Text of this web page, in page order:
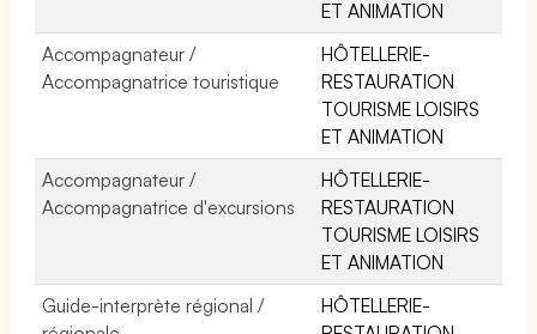
ET ANIMATION
Accompagnateur /
Accompagnatrice touristique
HÔTELLERIE-
RESTAURATION
TOURISME LOISIRS
ET ANIMATION
Accompagnateur /
Accompagnatrice d'excursions
HÔTELLERIE-
RESTAURATION
TOURISME LOISIRS
ET ANIMATION
Guide-interprète régional /
HÔTELLERIE-